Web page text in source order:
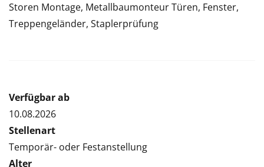
Storen Montage, Metallbaumonteur Türen, Fenster,
Treppengeländer, Staplerprüfung
Verfügbar ab
10.08.2026
Stellenart
Temporär- oder Festanstellung
Alter